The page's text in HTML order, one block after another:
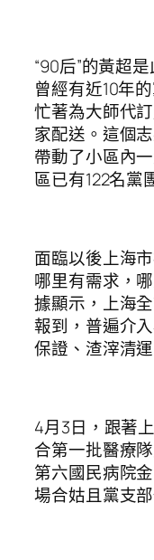
“90后”的黃超
曾經有近10年
忙著為大師代
家配送。這個
帶動了小區內
區已有122名黨
面臨以後上海
哪里有需求，
據顯示，上海
報到，普遍介
保證、渣滓清
4月3日，跟著
合第一批醫療
第六國民病院
場合姑且黨支